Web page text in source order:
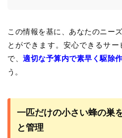
この情報を基に、あなたのニー
とができます。安心できるサ
で、 適切な予算内で素早く駆除
う。
一匹だけの小さい蜂の巣
と管理